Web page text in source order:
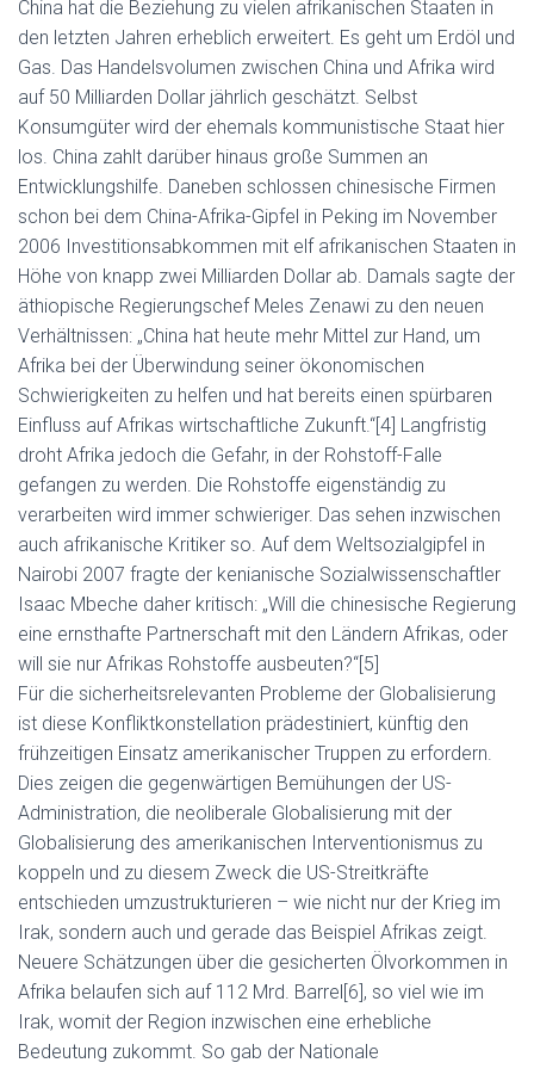
China hat die Beziehung zu vielen afrikanischen Staaten in
den letzten Jahren erheblich erweitert. Es geht um Erdöl und
Gas. Das Handelsvolumen zwischen China und Afrika wird
auf 50 Milliarden Dollar jährlich geschätzt. Selbst
Konsumgüter wird der ehemals kommunistische Staat hier
los. China zahlt darüber hinaus große Summen an
Entwicklungshilfe. Daneben schlossen chinesische Firmen
schon bei dem China-Afrika-Gipfel in Peking im November
2006 Investitionsabkommen mit elf afrikanischen Staaten in
Höhe von knapp zwei Milliarden Dollar ab. Damals sagte der
äthiopische Regierungschef Meles Zenawi zu den neuen
Verhältnissen: „China hat heute mehr Mittel zur Hand, um
Afrika bei der Überwindung seiner ökonomischen
Schwierigkeiten zu helfen und hat bereits einen spürbaren
Einfluss auf Afrikas wirtschaftliche Zukunft.“[4] Langfristig
droht Afrika jedoch die Gefahr, in der Rohstoff-Falle
gefangen zu werden. Die Rohstoffe eigenständig zu
verarbeiten wird immer schwieriger. Das sehen inzwischen
auch afrikanische Kritiker so. Auf dem Weltsozialgipfel in
Nairobi 2007 fragte der kenianische Sozialwissenschaftler
Isaac Mbeche daher kritisch: „Will die chinesische Regierung
eine ernsthafte Partnerschaft mit den Ländern Afrikas, oder
will sie nur Afrikas Rohstoffe ausbeuten?“[5]
Für die sicherheitsrelevanten Probleme der Globalisierung
ist diese Konfliktkonstellation prädestiniert, künftig den
frühzeitigen Einsatz amerikanischer Truppen zu erfordern.
Dies zeigen die gegenwärtigen Bemühungen der US-
Administration, die neoliberale Globalisierung mit der
Globalisierung des amerikanischen Interventionismus zu
koppeln und zu diesem Zweck die US-Streitkräfte
entschieden umzustrukturieren – wie nicht nur der Krieg im
Irak, sondern auch und gerade das Beispiel Afrikas zeigt.
Neuere Schätzungen über die gesicherten Ölvorkommen in
Afrika belaufen sich auf 112 Mrd. Barrel[6], so viel wie im
Irak, womit der Region inzwischen eine erhebliche
Bedeutung zukommt. So gab der Nationale